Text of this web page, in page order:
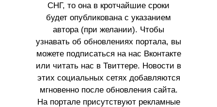
СНГ, то она в кротчайшие сроки
будет опубликована с указанием
автора (при желании). Чтобы
узнавать об обновлениях портала, вы
можете подписаться на нас Вконтакте
или читать нас в Твиттере. Новости в
этих социальных сетях добавляются
мгновенно после обновления сайта.
На портале присутствуют рекламные